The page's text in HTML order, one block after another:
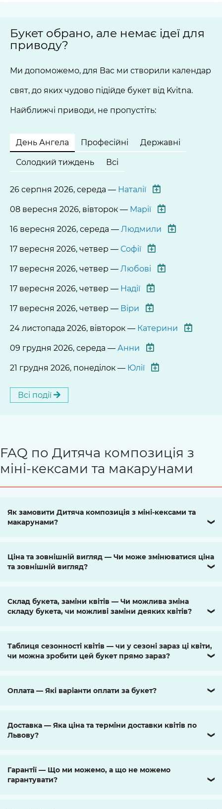
Букет обрано, але немає ідеї для
приводу?
Ми допоможемо, для Вас ми створили календар
свят, до яких чудово підійде букет від Kvitna.
Найближчі приводи, не пропустіть:
День Ангела Професійні Державні
Солодкий тиждень Всі
26 серпня 2026, середа — Наталії
08 вересня 2026, вівторок — Марії
16 вересня 2026, середа — Людмили
17 вересня 2026, четвер — Софії
17 вересня 2026, четвер — Любові
17 вересня 2026, четвер — Надії
17 вересня 2026, четвер — Віри
24 листопада 2026, вівторок — Катерини
09 грудня 2026, середа — Анни
21 грудня 2026, понеділок — Юлії
Всі події
FAQ по Дитяча композиція з
міні-кексами та макарунами
Як замовити Дитяча композиція з міні-кексами та
макарунами?
❯
Ціна та зовнішній вигляд — Чи може змінюватися ціна
та зовнішній вигляд?
❯
Склад букета, заміни квітів — Чи можлива зміна
складу букета, чи можливі заміни деяких квітів?
❯
Таблиця сезонності квітів — чи у сезоні зараз ці квіти,
чи можна зробити цей букет прямо зараз?
❯
Оплата — Які варіанти оплати за букет? ❯
Доставка — Яка ціна та терміни доставки квітів по
Львову?
❯
Гарантії — Що ми можемо, а що не можемо
гарантувати?
❯